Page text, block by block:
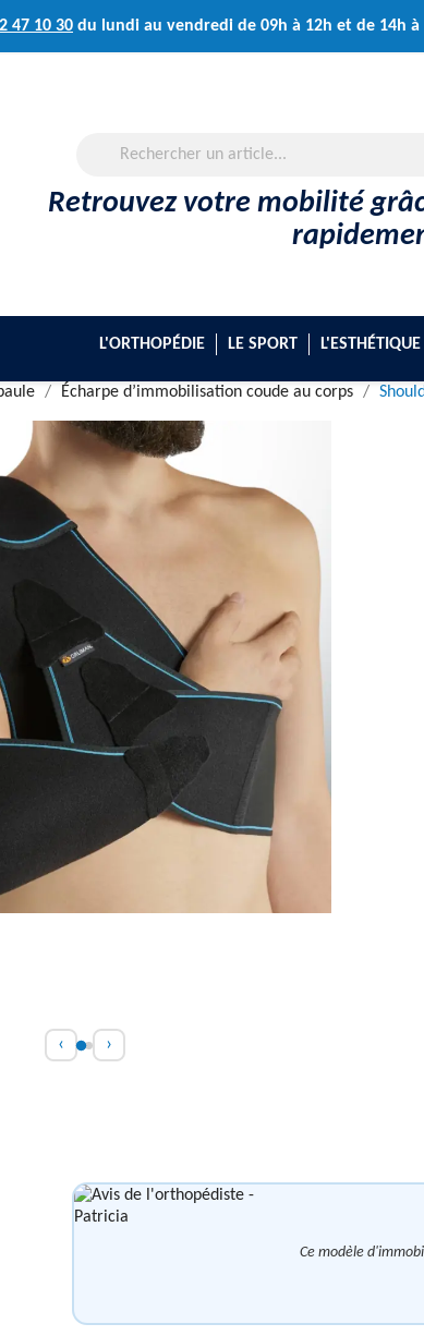
47 10 30 du lundi au vendredi de 09h à 12h et de 14h à
Retrouvez votre mobilité
L'ORTHOPÉDIE LE SPORT L'ESTHÉTIQUE
Écharpe d’immobilisation coude au corps
‹ ›
Ce modèle